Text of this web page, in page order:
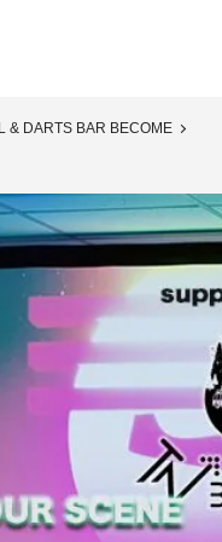
& DARTS BAR BECOME